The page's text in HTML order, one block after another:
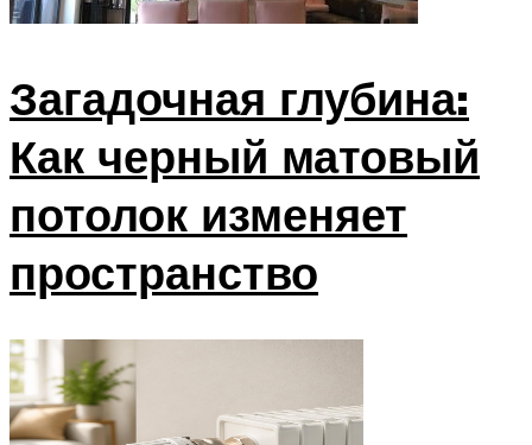
Загадочная глубина:
Как черный матовый
потолок изменяет
пространство